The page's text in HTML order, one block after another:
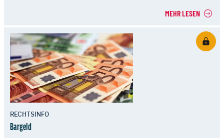
MEHR LESEN
RECHTSINFO
Bargeld